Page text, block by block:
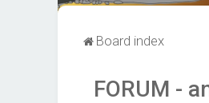
Board index
FORUM -